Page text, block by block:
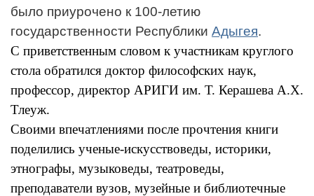
было приурочено к 100-летию
государственности Республики Адыгея.
С приветственным словом к участникам круглого
стола обратился доктор философских наук,
профессор, директор АРИГИ им. Т. Керашева А.Х.
Тлеуж.
Своими впечатлениями после прочтения книги
поделились ученые-искусствоведы, историки,
этнографы, музыковеды, театроведы,
преподаватели вузов, музейные и библиотечные